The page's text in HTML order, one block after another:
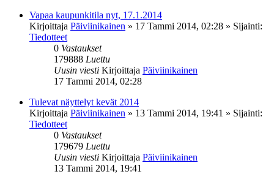
Vapaa kaupunkitila nyt, 17.1.2014
Kirjoittaja Päiviinikainen » 17 Tammi 2014, 02:28 » Sijainti:
Tiedotteet
0 Vastaukset
179888 Luettu
Uusin viesti Kirjoittaja Päiviinikainen
17 Tammi 2014, 02:28
Tulevat näyttelyt kevät 2014
Kirjoittaja Päiviinikainen » 13 Tammi 2014, 19:41 » Sijainti:
Tiedotteet
0 Vastaukset
179679 Luettu
Uusin viesti Kirjoittaja Päiviinikainen
13 Tammi 2014, 19:41